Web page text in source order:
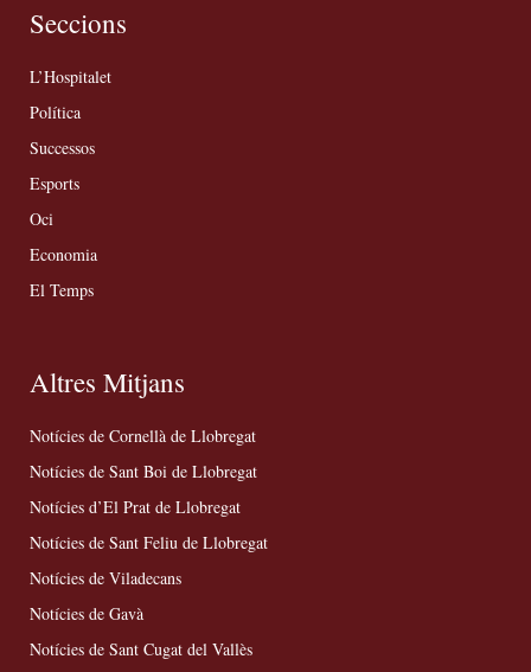
Seccions
L’Hospitalet
Política
Successos
Esports
Oci
Economia
El Temps
Altres Mitjans
Notícies de Cornellà de Llobregat
Notícies de Sant Boi de Llobregat
Notícies d’El Prat de Llobregat
Notícies de Sant Feliu de Llobregat
Notícies de Viladecans
Notícies de Gavà
Notícies de Sant Cugat del Vallès